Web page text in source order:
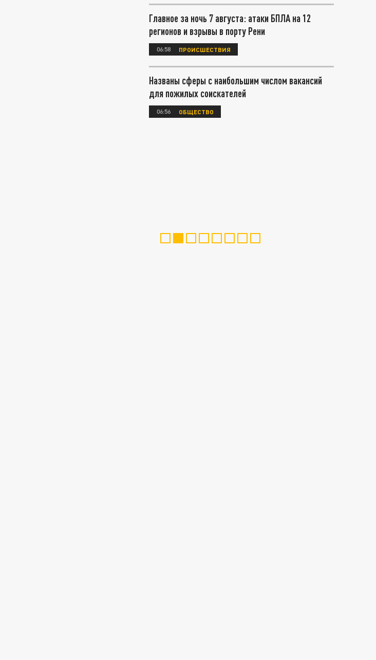
Главное за ночь 7 августа: атаки БПЛА на 12
регионов и взрывы в порту Рени
06:58 ПРОИСШЕСТВИЯ
Названы сферы с наибольшим числом вакансий
для пожилых соискателей
06:56 ОБЩЕСТВО